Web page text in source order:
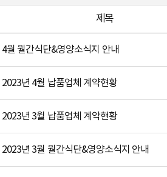
제목
4월 월간식단&영양소식지 안내
2023년 4월 납품업체 계약현황
2023년 3월 납품업체 계약현황
2023년 3월 월간식단&영양소식지 안내